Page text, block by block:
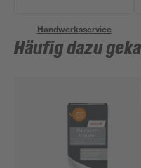
Handwerksservice
Häufig dazu